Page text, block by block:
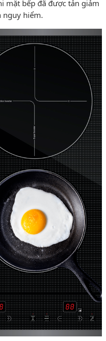
mặt bếp đã được tản giảm
nguy hiểm.